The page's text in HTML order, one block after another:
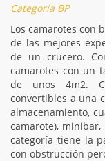
Categoría BP
Los camarotes con
de las mejores
de un crucero.
camarotes con un
de unos 4m2.
convertibles a una
almacenamiento,
camarote),
categoría tiene la
con obstrucción